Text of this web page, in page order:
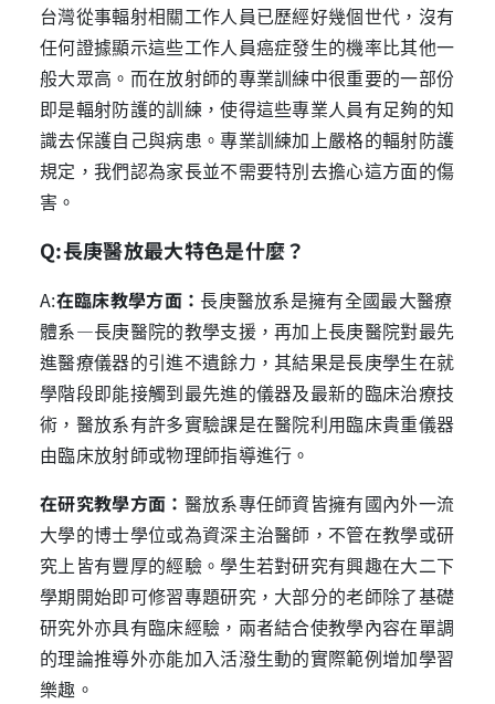
台灣從事輻射相關工作人員已歷經好幾個世代，沒有
任何證據顯示這些工作人員癌症發生的機率比其他一
般大眾高。而在放射師的專業訓練中很重要的一部份
即是輻射防護的訓練，使得這些專業人員有足夠的知
識去保護自己與病患。專業訓練加上嚴格的輻射防護
規定，我們認為家長並不需要特別去擔心這方面的傷
害。
Q:長庚醫放最大特色是什麼？
A:在臨床教學方面： 長庚醫放系是擁有全國最大醫療
體系—長庚醫院的教學支援，再加上長庚醫院對最先
進醫療儀器的引進不遺餘力，其結果是長庚學生在就
學階段即能接觸到最先進的儀器及最新的臨床治療技
術，醫放系有許多實驗課是在醫院利用臨床貴重儀器
由臨床放射師或物理師指導進行。
在研究教學方面： 醫放系專任師資皆擁有國內外一流
大學的博士學位或為資深主治醫師，不管在教學或研
究上皆有豐厚的經驗。學生若對研究有興趣在大二下
學期開始即可修習專題研究，大部分的老師除了基礎
研究外亦具有臨床經驗，兩者結合使教學內容在單調
的理論推導外亦能加入活潑生動的實際範例增加學習
樂趣。